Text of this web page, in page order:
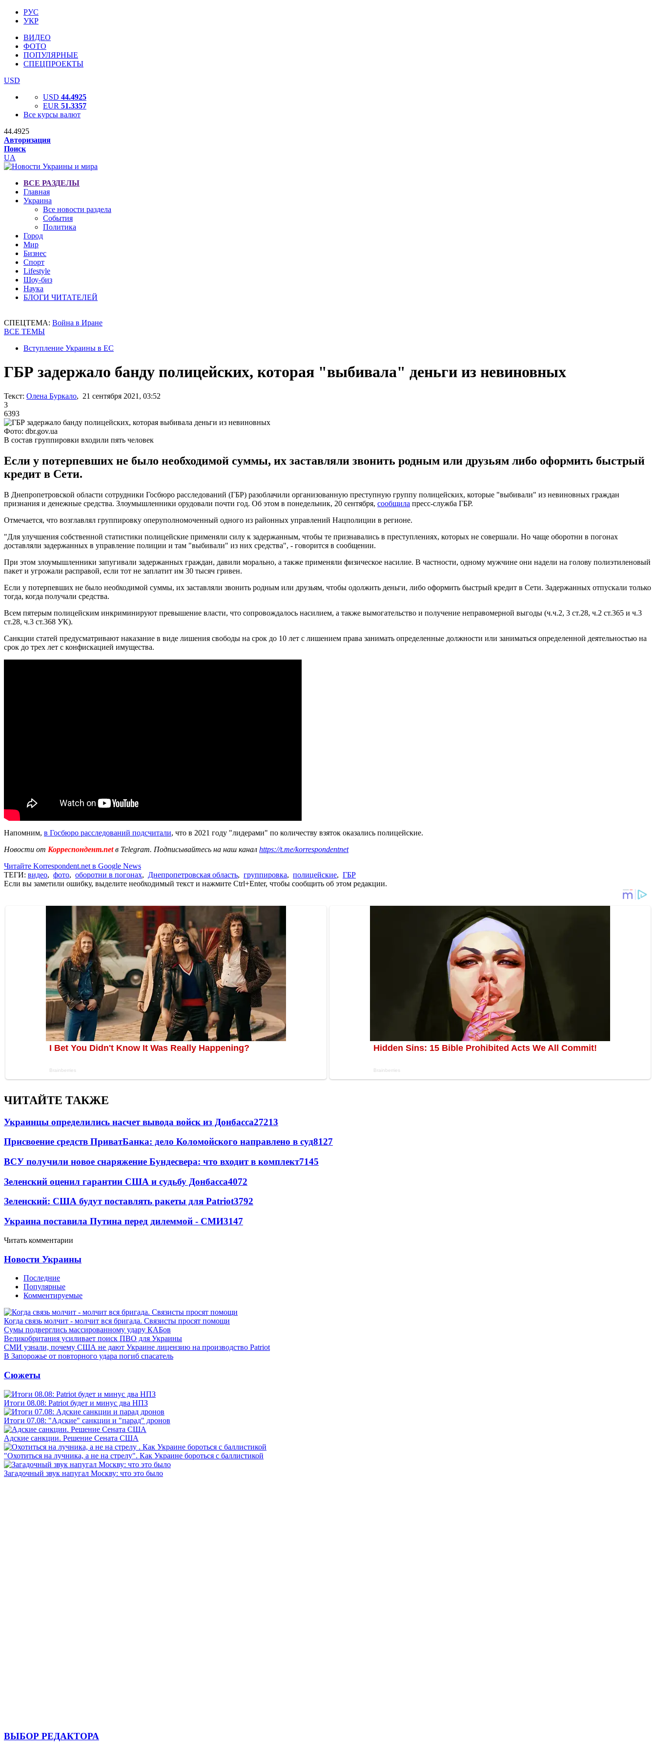
РУС
УКР
ВИДЕО
ФОТО
ПОПУЛЯРНЫЕ
СПЕЦПРОЕКТЫ
USD
USD 44.4925
EUR 51.3357
Все курсы валют
44.4925
Авторизация
Поиск
UA
ВСЕ РАЗДЕЛЫ
Главная
Украина
Все новости раздела
События
Политика
Город
Мир
Бизнес
Спорт
Lifestyle
Шоу-биз
Наука
БЛОГИ ЧИТАТЕЛЕЙ
СПЕЦТЕМА: Война в Иране
ВСЕ ТЕМЫ
Вступление Украины в ЕС
ГБР задержало банду полицейских, которая "выбивала" деньги из невиновных
Текст: Олена Буркало, 21 сентября 2021, 03:52
3
6393
Фото: dbr.gov.ua
В состав группировки входили пять человек
Если у потерпевших не было необходимой суммы, их заставляли звонить родным или друзьям либо оформить быстрый
кредит в Сети.
В Днепропетровской области сотрудники Госбюро расследований (ГБР) разоблачили организованную преступную группу полицейских, которые "выбивали" из невиновных граждан
признания и денежные средства. Злоумышленники орудовали почти год. Об этом в понедельник, 20 сентября, сообщила пресс-служба ГБР.
Отмечается, что возглавлял группировку оперуполномоченный одного из районных управлений Нацполиции в регионе.
"Для улучшения собственной статистики полицейские применяли силу к задержанным, чтобы те признавались в преступлениях, которых не совершали. Но чаще оборотни в погонах
доставляли задержанных в управление полиции и там "выбивали" из них средства", - говорится в сообщении.
При этом злоумышленники запугивали задержанных граждан, давили морально, а также применяли физическое насилие. В частности, одному мужчине они надели на голову полиэтиленовый
пакет и угрожали расправой, если тот не заплатит им 30 тысяч гривен.
Если у потерпевших не было необходимой суммы, их заставляли звонить родным или друзьям, чтобы одолжить деньги, либо оформить быстрый кредит в Сети. Задержанных отпускали только
тогда, когда получали средства.
Всем пятерым полицейским инкриминируют превышение власти, что сопровождалось насилием, а также вымогательство и получение неправомерной выгоды (ч.ч.2, 3 ст.28, ч.2 ст.365 и ч.3
ст.28, ч.3 ст.368 УК).
Санкции статей предусматривают наказание в виде лишения свободы на срок до 10 лет с лишением права занимать определенные должности или заниматься определенной деятельностью на
срок до трех лет с конфискацией имущества.
Напомним, в Госбюро расследований подсчитали, что в 2021 году "лидерами" по количеству взяток оказались полицейские.
Новости от Корреспондент.netв Telegram. Подписывайтесь на наш канал https://t.me/korrespondentnet
Читайте Korrespondent.net в Google News
ТЕГИ: видео, фото, оборотни в погонах, Днепропетровская область, группировка, полицейские, ГБР
Если вы заметили ошибку, выделите необходимый текст и нажмите Ctrl+Enter, чтобы сообщить об этом редакции.
ЧИТАЙТЕ ТАКЖЕ
Украинцы определились насчет вывода войск из Донбасса27213
Присвоение средств ПриватБанка: дело Коломойского направлено в суд8127
ВСУ получили новое снаряжение Бундесвера: что входит в комплект7145
Зеленский оценил гарантии США и судьбу Донбасса4072
Зеленский: США будут поставлять ракеты для Patriot3792
Украина поставила Путина перед дилеммой - СМИ3147
Читать комментарии
Новости Украины
Последние
Популярные
Комментируемые
Когда связь молчит - молчит вся бригада. Связисты просят помощи
Сумы подверглись массированному удару КАБов
Великобритания усиливает поиск ПВО для Украины
СМИ узнали, почему США не дают Украине лицензию на производство Patriot
В Запорожье от повторного удара погиб спасатель
Сюжеты
Итоги 08.08: Patriot будет и минус два НПЗ
Итоги 07.08: "Адские" санкции и "парад" дронов
Адские санкции. Решение Сената США
"Охотиться на лучника, а не на стрелу". Как Украине бороться с баллистикой
Загадочный звук напугал Москву: что это было
ВЫБОР РЕДАКТОРА